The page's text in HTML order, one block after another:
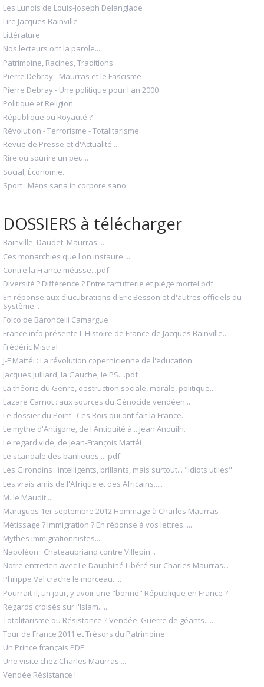
Les Lundis de Louis-Joseph Delanglade
Lire Jacques Bainville
Littérature
Nos lecteurs ont la parole...
Patrimoine, Racines, Traditions
Pierre Debray - Maurras et le Fascisme
Pierre Debray - Une politique pour l'an 2000
Politique et Religion
République ou Royauté ?
Révolution - Terrorisme - Totalitarisme
Revue de Presse et d'Actualité...
Rire ou sourire un peu...
Social, Économie...
Sport : Mens sana in corpore sano
DOSSIERS à télécharger
Bainville, Daudet, Maurras....
Ces monarchies que l'on instaure.....
Contre la France métisse...pdf
Diversité ? Différence ? Entre tartufferie et piège mortel.pdf
En réponse aux élucubrations d'Eric Besson et d'autres officiels du
Système...
Folco de Baroncelli Camargue
France info présente L'Histoire de France de Jacques Bainville...
Frédéric Mistral
J-F Mattéi : La révolution copernicienne de l'education.
Jacques Julliard, la Gauche, le PS....pdf
La théorie du Genre, destruction sociale, morale, politique....
Lazare Carnot : aux sources du Génocide vendéen...
Le dossier du Point : Ces Rois qui ont fait la France...
Le mythe d'Antigone, de l'Antiquité à... Jean Anouilh.
Le regard vide, de Jean-François Mattéi
Le scandale des banlieues.....pdf
Les Girondins : intelligents, brillants, mais surtout... "idiots utiles".
Les vrais amis de l'Afrique et des Africains.....
M. le Maudit....
Martigues 1er septembre 2012 Hommage à Charles Maurras
Métissage ? Immigration ? En réponse à vos lettres.....
Mythes immigrationnistes....
Napoléon : Chateaubriand contre Villepin...
Notre entretien avec Le Dauphiné Libéré sur Charles Maurras...
Philippe Val crache le morceau.....
Pourrait-il, un jour, y avoir une "bonne" République en France ?
Regards croisés sur l'Islam.....
Totalitarisme ou Résistance ? Vendée, Guerre de géants.....
Tour de France 2011 et Trésors du Patrimoine
Un Prince français PDF
Une visite chez Charles Maurras....
Vendée Résistance !